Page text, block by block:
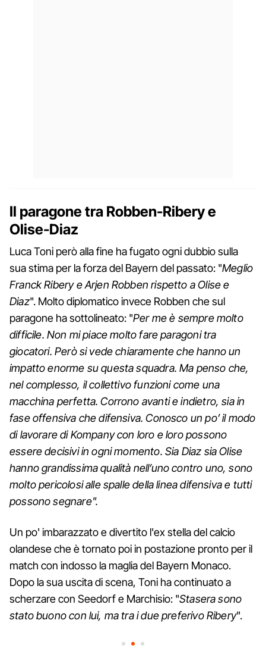
Il paragone tra Robben-Ribery e
Olise-Diaz
Luca Toni però alla fine ha fugato ogni dubbio sulla
sua stima per la forza del Bayern del passato: "Meglio
Franck Ribery e Arjen Robben rispetto a Olise e
Diaz". Molto diplomatico invece Robben che sul
paragone ha sottolineato: "Per me è sempre molto
difficile. Non mi piace molto fare paragoni tra
giocatori. Però si vede chiaramente che hanno un
impatto enorme su questa squadra. Ma penso che,
nel complesso, il collettivo funzioni come una
macchina perfetta. Corrono avanti e indietro, sia in
fase offensiva che difensiva. Conosco un po’ il modo
di lavorare di Kompany con loro e loro possono
essere decisivi in ogni momento. Sia Diaz sia Olise
hanno grandissima qualità nell’uno contro uno, sono
molto pericolosi alle spalle della linea difensiva e tutti
possono segnare".
Un po' imbarazzato e divertito l'ex stella del calcio
olandese che è tornato poi in postazione pronto per il
match con indosso la maglia del Bayern Monaco.
Dopo la sua uscita di scena, Toni ha continuato a
scherzare con Seedorf e Marchisio: "Stasera sono
stato buono con lui, ma tra i due preferivo Ribery".